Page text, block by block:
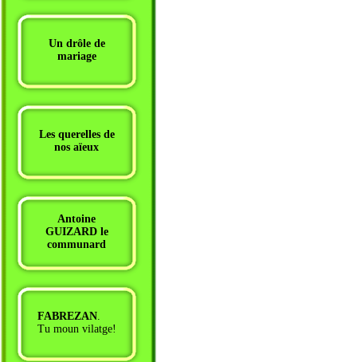
Un drôle de
mariage
Les querelles de
nos aïeux
Antoine
GUIZARD le
communard
FABREZAN.
Tu moun vilatge!